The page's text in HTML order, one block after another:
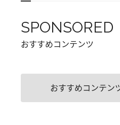
SPONSORED
おすすめコンテンツ
おすすめコンテン